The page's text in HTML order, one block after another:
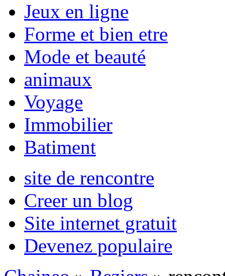
Jeux en ligne
Forme et bien etre
Mode et beauté
animaux
Voyage
Immobilier
Batiment
site de rencontre
Creer un blog
Site internet gratuit
Devenez populaire